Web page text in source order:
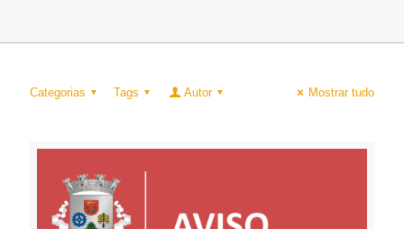
Categorias Tags Autor Mostrar tudo